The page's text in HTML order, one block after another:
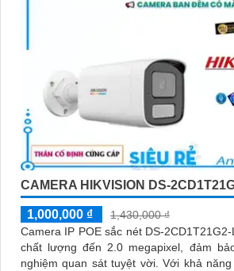
CAMERA HIKVISION DS-
1,000,000 ₫
1,430,000 ₫
Camera IP POE sắc nét DS-
chất lượng đến 2.0 megapixel, đảm
nghiệm quan sát tuyệt vời. Với khả năng xem ban đêm Full